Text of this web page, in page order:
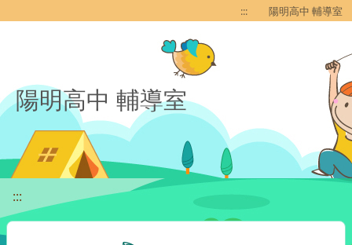
::: 陽明高中 輔導室
陽明高中 輔導室
:::